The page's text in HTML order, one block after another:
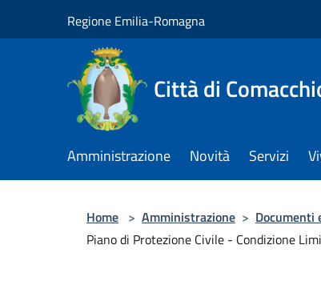
Regione Emilia-Romagna
Città di
Amministrazione Novità Servizi
Home > Amministrazione > Documenti
Piano di Protezione Civile - Condizione